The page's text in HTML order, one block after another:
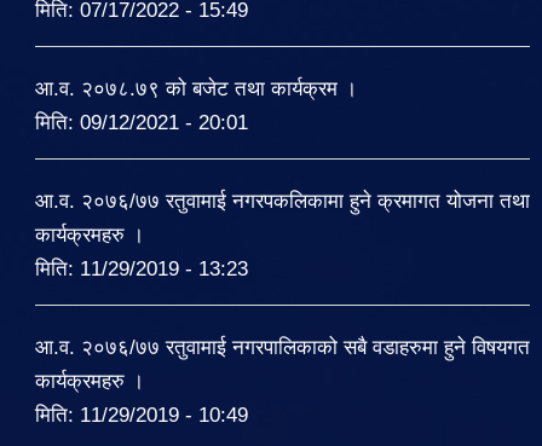
मिति: 07/17/2022 - 15:49
आ.व. २०७८.७९ को बजेट तथा कार्यक्रम ।
मिति: 09/12/2021 - 20:01
आ.व. २०७६/७७ रतुवामाई नगरपकलिकामा हुने क्रमागत योजना तथा
कार्यक्रमहरु ।
मिति: 11/29/2019 - 13:23
आ.व. २०७६/७७ रतुवामाई नगरपालिकाको सबै वडाहरुमा हुने विषयगत
कार्यक्रमहरु ।
मिति: 11/29/2019 - 10:49